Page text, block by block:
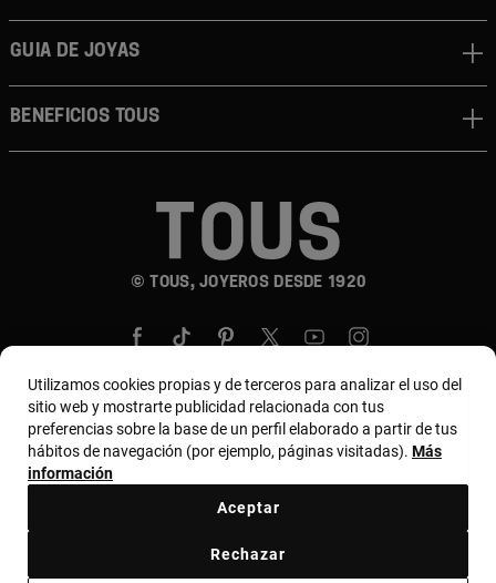
© TOUS, JOYEROS DESDE 1920
Guia de joyas
Beneficios TOUS
País y moneda:Costa Rica / US Dollar
Terminos y condiciones Política de uso y privacidad
Aviso legal
Utilizamos cookies propias y de terceros para analizar el uso del
sitio web y mostrarte publicidad relacionada con tus
preferencias sobre la base de un perfil elaborado a partir de tus
hábitos de navegación (por ejemplo, páginas visitadas). Más
información
Rechazar
Aceptar